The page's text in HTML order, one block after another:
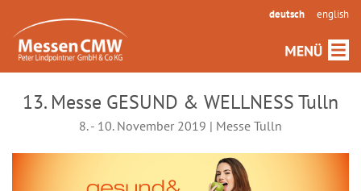
deutsch english
13. Messe GESUND & WELLNESS Tulln
8. - 10. November 2019 | Messe Tulln